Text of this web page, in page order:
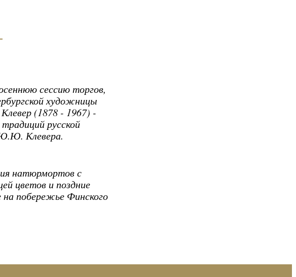
сессию торгов,
художницы
(1878 - 1967) -
русской
Клевера.
натюрмортов с
цветов и поздние
побережье Финского